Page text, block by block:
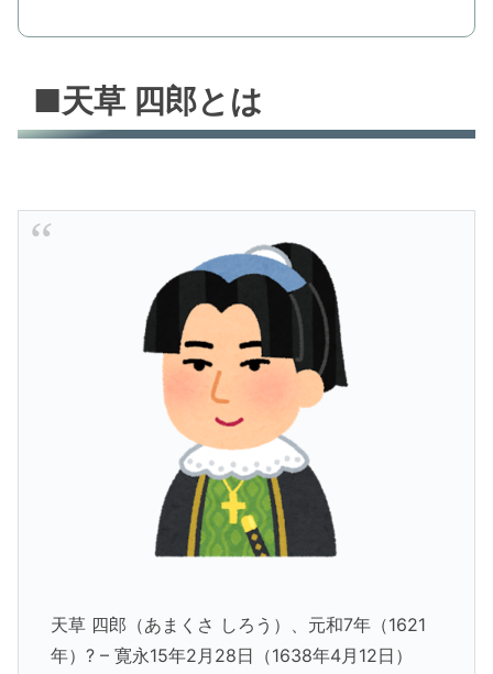
■天草 四郎とは
天草 四郎（あまくさ しろう）、元和7年（1621
年）? – 寛永15年2月28日（1638年4月12日）